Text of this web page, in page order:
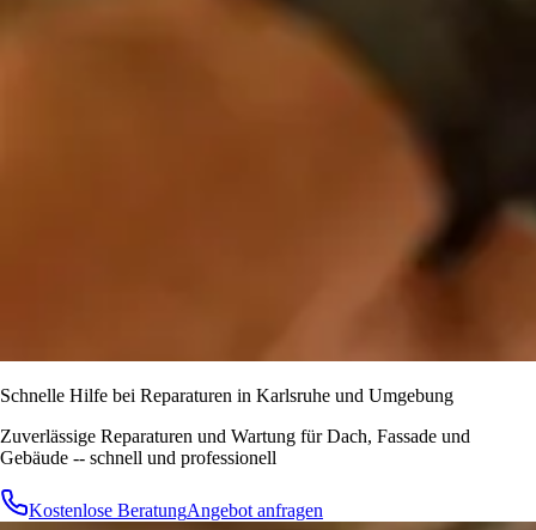
Schnelle Hilfe bei Reparaturen in Karlsruhe und Umgebung
Zuverlässige Reparaturen und Wartung für Dach, Fassade und
Gebäude -- schnell und professionell
Kostenlose BeratungAngebot anfragen